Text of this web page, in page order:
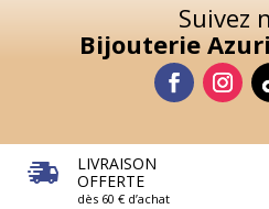
Suivez
Bijouterie
LIVRAISON
OFFERTE
dès 60 € d’achat